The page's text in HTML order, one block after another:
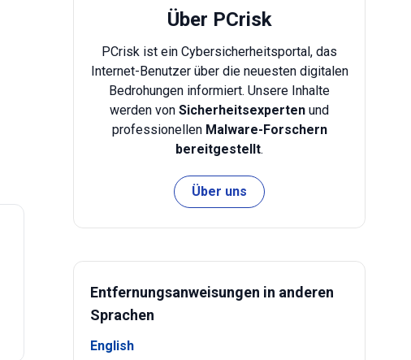
Über PCrisk
PCrisk ist ein Cybersicherheitsportal, das
Internet-Benutzer über die neuesten digitalen
Bedrohungen informiert. Unsere Inhalte
werden von Sicherheitsexperten und
professionellen Malware-Forschern
bereitgestellt.
Über uns
Entfernungsanweisungen in anderen
Sprachen
English